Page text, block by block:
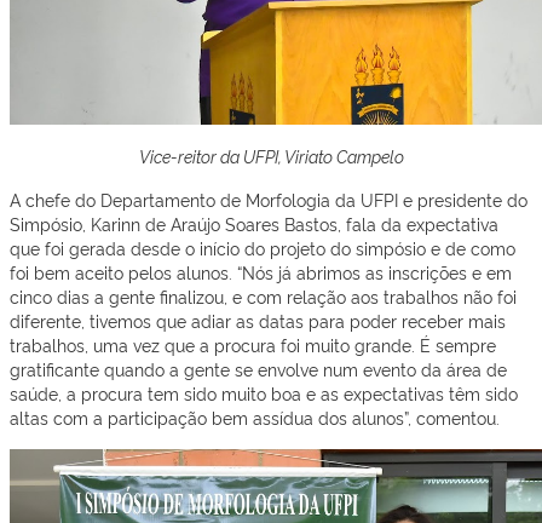
Vice-reitor da UFPI, Viriato Campelo
A chefe do Departamento de Morfologia da UFPI e presidente do
Simpósio, Karinn de Araújo Soares Bastos, fala da expectativa
que foi gerada desde o início do projeto do simpósio e de como
foi bem aceito pelos alunos. “Nós já abrimos as inscrições e em
cinco dias a gente finalizou, e com relação aos trabalhos não foi
diferente, tivemos que adiar as datas para poder receber mais
trabalhos, uma vez que a procura foi muito grande. É sempre
gratificante quando a gente se envolve num evento da área de
saúde, a procura tem sido muito boa e as expectativas têm sido
altas com a participação bem assídua dos alunos”, comentou.